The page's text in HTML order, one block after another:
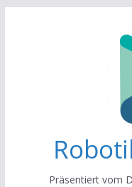
Präsentiert vom